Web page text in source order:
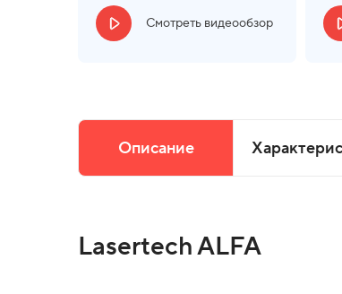
Смотреть видеообзор
Описание
Lasertech ALFA